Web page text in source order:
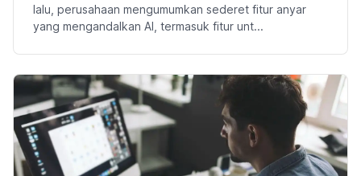
lalu, perusahaan mengumumkan sederet fitur anyar
yang mengandalkan AI, termasuk fitur unt...